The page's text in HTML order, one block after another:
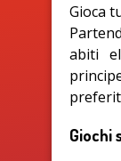
Gioca
abiti
Giochi